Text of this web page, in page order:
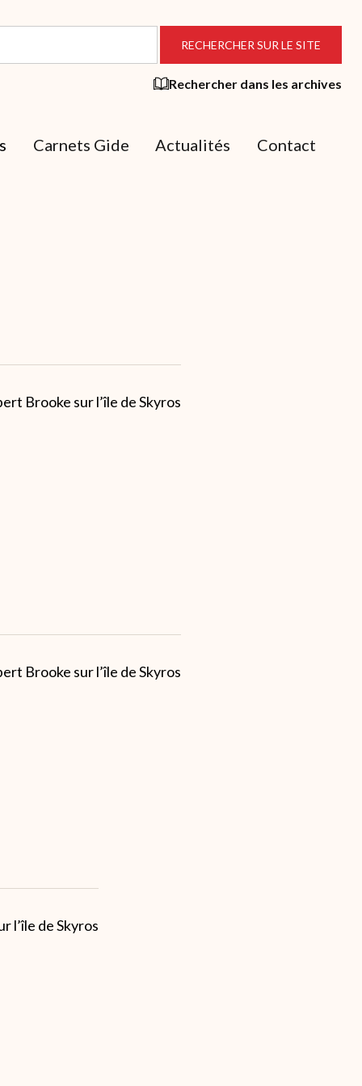
Rechercher dans les archives
Carnets Gide Actualités Contact
Brooke sur l’île de Skyros
Brooke sur l’île de Skyros
l’île de Skyros